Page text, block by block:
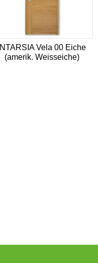
INTARSIA Vela 00 Eiche
(amerik. Weisseiche)